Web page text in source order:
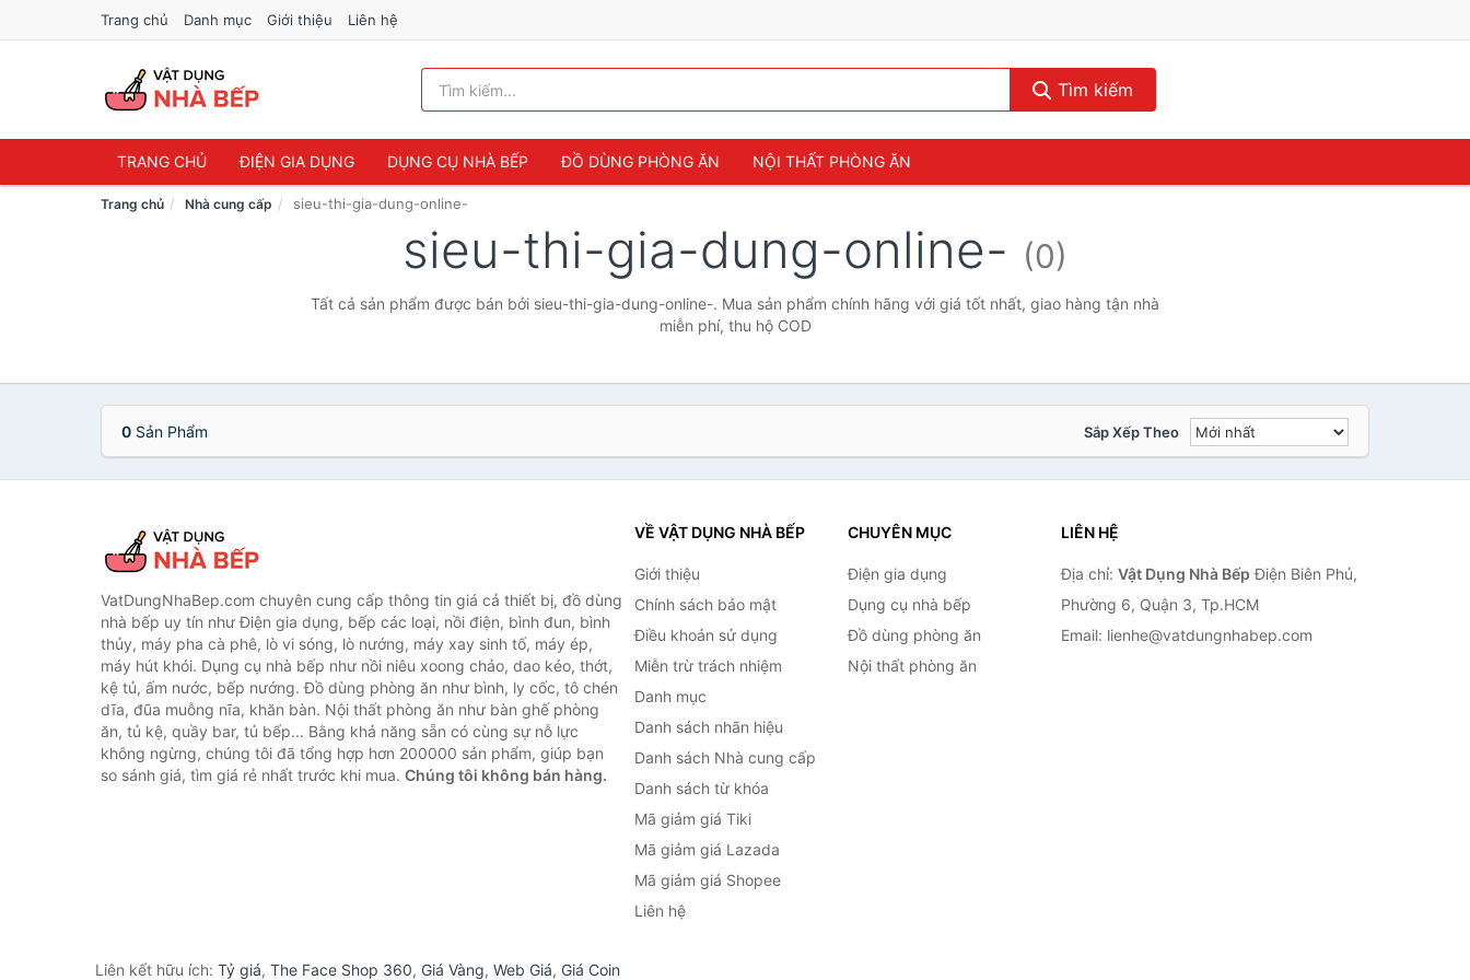
Trang chủ Danh mục Giới thiệu Liên hệ
Tìm kiếm
TRANG CHỦ ĐIỆN GIA DỤNG DỤNG CỤ NHÀ BẾP ĐỒ DÙNG PHÒNG ĂN NỘI THẤT PHÒNG ĂN
Trang chủ Nhà cung cấp sieu-thi-gia-dung-online-
sieu-thi-gia-dung-online- (0)
Tất cả sản phẩm được bán bởi sieu-thi-gia-dung-online-. Mua sản phẩm chính hãng với giá tốt nhất, giao hàng tận nhà
miễn phí, thu hộ COD
0 Sản Phẩm Sắp Xếp Theo
VatDungNhaBep.com chuyên cung cấp thông tin giá cả thiết bị, đồ dùng
nhà bếp uy tín như Điện gia dụng, bếp các loại, nồi điện, bình đun, bình
thủy, máy pha cà phê, lò vi sóng, lò nướng, máy xay sinh tố, máy ép,
máy hút khói. Dụng cụ nhà bếp như nồi niêu xoong chảo, dao kéo, thớt,
kệ tủ, ấm nước, bếp nướng. Đồ dùng phòng ăn như bình, ly cốc, tô chén
dĩa, đũa muỗng nĩa, khăn bàn. Nội thất phòng ăn như bàn ghế phòng
ăn, tủ kệ, quầy bar, tủ bếp... Bằng khả năng sẵn có cùng sự nỗ lực
không ngừng, chúng tôi đã tổng hợp hơn 200000 sản phẩm, giúp bạn
so sánh giá, tìm giá rẻ nhất trước khi mua. Chúng tôi không bán hàng.
VỀ VẬT DỤNG NHÀ BẾP
Giới thiệu
Chính sách bảo mật
Điều khoản sử dụng
Miễn trừ trách nhiệm
Danh mục
Danh sách nhãn hiệu
Danh sách Nhà cung cấp
Danh sách từ khóa
Mã giảm giá Tiki
Mã giảm giá Lazada
Mã giảm giá Shopee
Liên hệ
CHUYÊN MỤC
Điện gia dụng
Dụng cụ nhà bếp
Đồ dùng phòng ăn
Nội thất phòng ăn
LIÊN HỆ
Địa chỉ: Vật Dụng Nhà Bếp Điện Biên Phủ,
Phường 6, Quận 3, Tp.HCM
Email: lienhe@vatdungnhabep.com
Liên kết hữu ích: Tỷ giá, The Face Shop 360, Giá Vàng, Web Giá, Giá Coin